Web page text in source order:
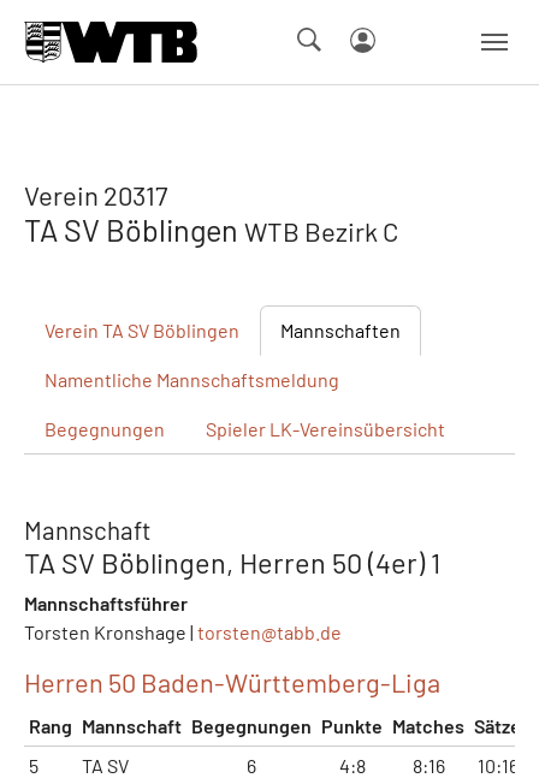
Verein 20317
TA SV Böblingen WTB Bezirk C
Verein TA SV Böblingen Mannschaften
Namentliche Mannschaftsmeldung
Begegnungen Spieler LK-Vereinsübersicht
Mannschaft
TA SV Böblingen, Herren 50 (4er) 1
Mannschaftsführer
Torsten Kronshage | torsten@tabb.de
Herren 50 Baden-Württemberg-Liga
Rang Mannschaft Begegnungen Punkte Matches Sätze
5
TA SV
6 4:8 8:16 10:16